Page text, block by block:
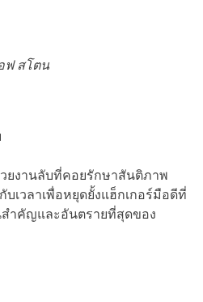
ฟ สโตน
ยงานลับที่คอยรักษาสันติภาพ
บเวลาเพื่อหยุดยั้งแฮ็กเกอร์มือดีที่
ำคัญและอันตรายที่สุดของ